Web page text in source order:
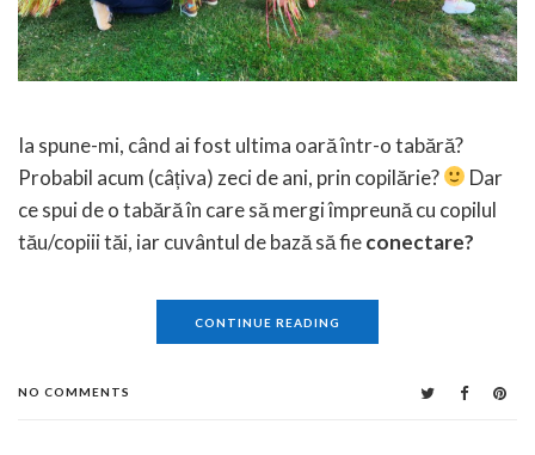
Ia spune-mi, când ai fost ultima oară într-o tabără?
Probabil acum (câțiva) zeci de ani, prin copilărie?
Dar
ce spui de o tabără în care să mergi împreună cu copilul
tău/copiii tăi, iar cuvântul de bază să fieconectare?
CONTINUE READING
NO COMMENTS